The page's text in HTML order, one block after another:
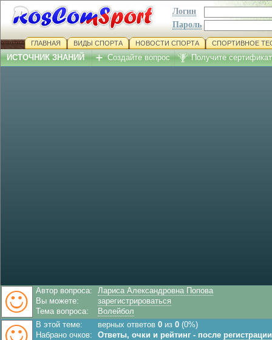
Логин
Пароль
ГЛАВНАЯ ВИДЫ СПОРТА НОВОСТИ СПОРТА СПОРТИВНОЕ
ИСТОЧНИК ЗНАНИЙ Создайте вопрос Получите сертификат
Автор вопроса:
Лариса Александровна Попова
Вы можете:
зарегистрироваться
Тема вопроса:
Волейбол
В этой теме:
верных ответов 0 из 0 (0%)
Набрано очков:
Ответы, очки и рейтинг - после регистрации